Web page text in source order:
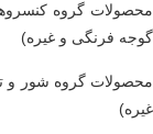
گروه
فرنگی و غیره)
گروه شور و